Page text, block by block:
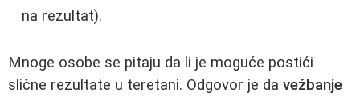
na rezultat).
Mnoge osobe se pitaju da li je moguće postići
slične rezultate u teretani. Odgovor je da vežbanje